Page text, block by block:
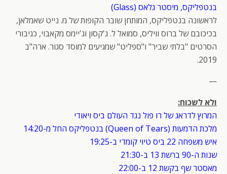
בנטפליקס, מיסטר גלאס (Glass)
לראשונה בנטפליקס, המותחן שובר הקופות של מ. נייט שאמלאן,
בכיכובם של ברוס וויליס, סמואל ל. ג'קסון וג'יימס מקאבוי, כגיבורי
הסרטים "בלתי שביר" ו"ספליט" שמגיעים למוסד סגור. ארה"ב
2019.
—
ולא לשכוח:
המרוץ לדראג של רו פול נגד העולם ביס ויאודי
מלכת הדמעות (Queen of Tears) בנטפליקס החל מ-14:20
איש משפחה 22 ביס טיוי קומדי ב-19:25
שנות ה-90 ברשת 13 ב-21:30
מאסטר שף בקשת 12 ב-22:00